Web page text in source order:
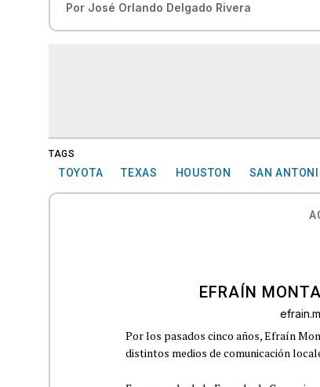
Por José Orlando Delgado Rivera
TAGS
TOYOTA TEXAS HOUSTON SAN
EFRAÍN
Por los pasados cinco años, Efraín
distintos medios de comunicación